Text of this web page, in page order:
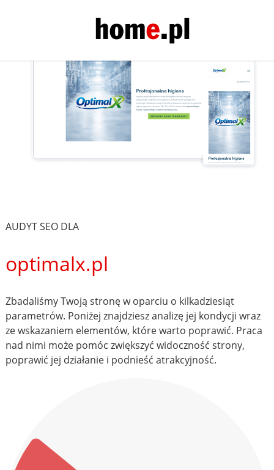
AUDYT SEO DLA
optimalx.pl
Zbadaliśmy Twoją stronę w oparciu o kilkadziesiąt
parametrów. Poniżej znajdziesz analizę jej kondycji wraz
ze wskazaniem elementów, które warto poprawić. Praca
nad nimi może pomóc zwiększyć widoczność strony,
poprawić jej działanie i podnieść atrakcyjność.